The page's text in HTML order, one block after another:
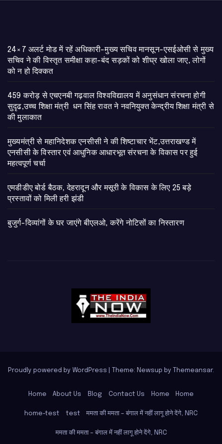
24×7 अलर्ट मोड में रहें अधिकारी-मुख्य सचिव मानसून-एसईओसी से मुख्य
सचिव ने की विस्तृत समीक्षा कहा-बंद सड़कों को शीघ्र खोला जाए, लोगों
को न हो दिक्कत
459 करोड़ से एचएनबी गढ़वाल विश्वविद्यालय में अनुसंधान संरचना होगी
सुदृढ,उच्च शिक्षा मंत्री धन सिंह रावत ने नवनियुक्त केन्द्रीय शिक्षा मंत्री से
की मुलाकात
मुख्यमंत्री से महानिदेशक एनसीसी ने की शिष्टाचार भेंट,उत्तराखण्ड में
एनसीसी के विस्तार एवं आधुनिक आधारभूत संरचना के विकास पर हुई
महत्वपूर्ण चर्चा
एमडीडीए बोर्ड बैठक, देहरादून और मसूरी के विकास के लिए 25 बड़े
प्रस्तावों को मिली हरी झंडी
बुजुर्ग-दिव्यांगों के घर जाएंगे बीएलओ, करेंगे नोटिसों का निस्तारण
Proudly powered by WordPress Theme: Newsup by Themeansar.
Home About Us Blog Contact Us Home Home
home-test test ममता की ममता – बंगाल में नहीं लागू होने देंगे, NRC
ममता की ममता – बंगाल में नहीं लागू होने देंगे, NRC